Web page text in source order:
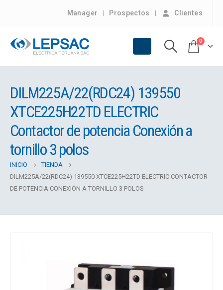
Manager Prospectos Clientes
0
DILM225A/22(RDC24) 139550
XTCE225H22TD ELECTRIC
Contactor de potencia Conexión a
tornillo 3 polos
INICIO
TIENDA
DILM225A/22(RDC24) 139550 XTCE225H22TD ELECTRIC CONTACTOR
DE POTENCIA CONEXIÓN A TORNILLO 3 POLOS